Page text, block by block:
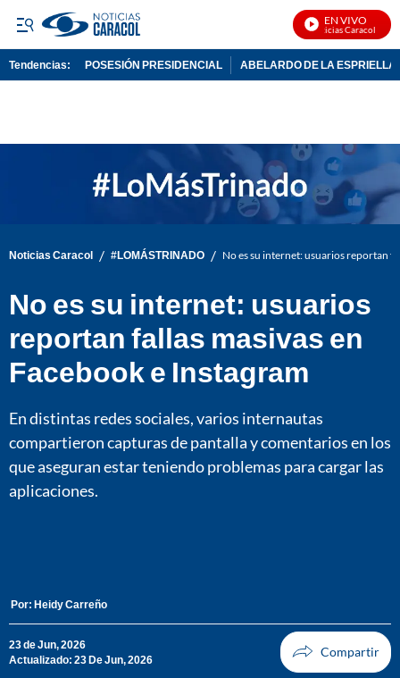
EN VIVO
Noticias Caracol En
Tendencias: POSESIÓN PRESIDENCIAL ABELARDO DE LA ESPRIELLA
Noticias Caracol / #LOMÁSTRINADO / No es su internet: usuarios reportan
No es su internet: usuarios
reportan fallas masivas en
Facebook e Instagram
En distintas redes sociales, varios internautas
compartieron capturas de pantalla y comentarios en los
que aseguran estar teniendo problemas para cargar las
aplicaciones.
Por: Heidy Carreño
23 de Jun, 2026
Actualizado: 23 De Jun, 2026